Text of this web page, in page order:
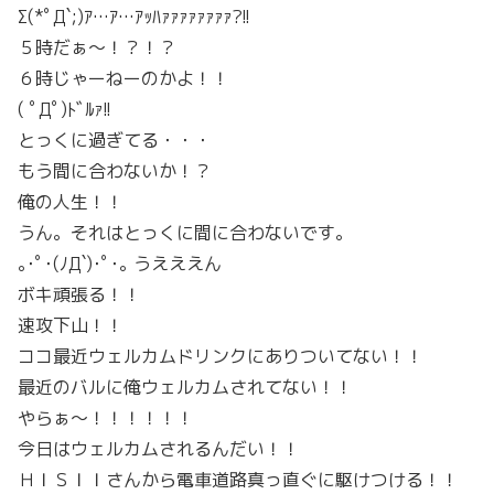
Σ(*ﾟД`;)ｱ…ｱ…ｱｯﾊｧｧｧｧｧｧｧｧ?!!
５時だぁ～！？！？
６時じゃーねーのかよ！！
( ﾟДﾟ)ﾄﾞﾙｧ!!
とっくに過ぎてる・・・
もう間に合わないか！？
俺の人生！！
うん。それはとっくに間に合わないです。
｡･ﾟ･(ﾉД`)･ﾟ･｡ うえええん
ボキ頑張る！！
速攻下山！！
ココ最近ウェルカムドリンクにありついてない！！
最近のバルに俺ウェルカムされてない！！
やらぁ～！！！！！！
今日はウェルカムされるんだい！！
ＨＩＳＩＩさんから電車道路真っ直ぐに駆けつける！！